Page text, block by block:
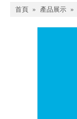
首頁 » 產品展示 »